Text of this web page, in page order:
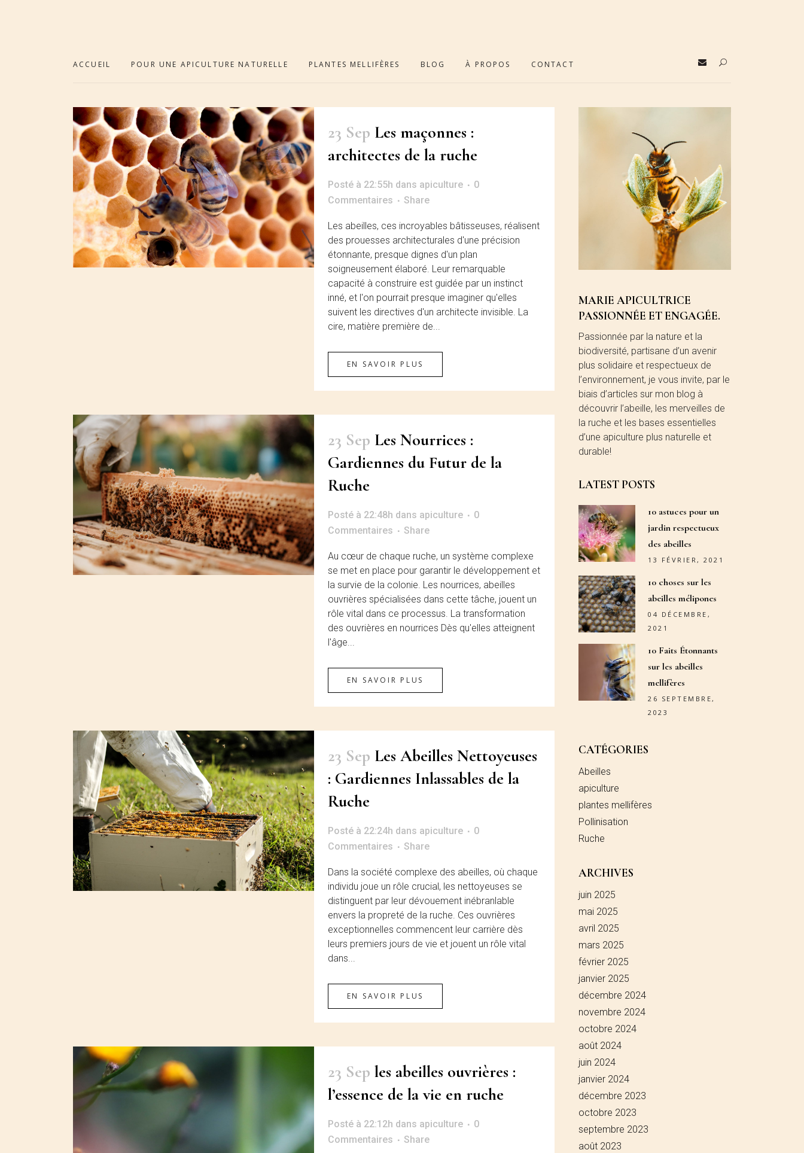
ACCUEIL POUR UNE APICULTURE NATURELLE PLANTES MELLIFÈRES BLOG À PROPOS CONTACT
23 Sep Les maçonnes :
architectes de la ruche
Posté à 22:55h dans apiculture
0
Commentaires
Share
Les abeilles, ces incroyables bâtisseuses, réalisent
des prouesses architecturales d'une précision
étonnante, presque dignes d'un plan
soigneusement élaboré. Leur remarquable
capacité à construire est guidée par un instinct
inné, et l'on pourrait presque imaginer qu'elles
suivent les directives d'un architecte invisible. La
cire, matière première de...
EN SAVOIR PLUS
23 Sep Les Nourrices :
Gardiennes du Futur de la
Ruche
Posté à 22:48h dans apiculture
0
Commentaires
Share
Au cœur de chaque ruche, un système complexe
se met en place pour garantir le développement et
la survie de la colonie. Les nourrices, abeilles
ouvrières spécialisées dans cette tâche, jouent un
rôle vital dans ce processus. La transformation
des ouvrières en nourrices Dès qu'elles atteignent
l'âge...
EN SAVOIR PLUS
23 Sep Les Abeilles Nettoyeuses
: Gardiennes Inlassables de la
Ruche
Posté à 22:24h dans apiculture
0
Commentaires
Share
Dans la société complexe des abeilles, où chaque
individu joue un rôle crucial, les nettoyeuses se
distinguent par leur dévouement inébranlable
envers la propreté de la ruche. Ces ouvrières
exceptionnelles commencent leur carrière dès
leurs premiers jours de vie et jouent un rôle vital
dans...
EN SAVOIR PLUS
23 Sep les abeilles ouvrières :
l’essence de la vie en ruche
Posté à 22:12h dans apiculture
0
Commentaires
Share
MARIE APICULTRICE
PASSIONNÉE ET ENGAGÉE.
Passionnée par la nature et la
biodiversité, partisane d’un avenir
plus solidaire et respectueux de
l’environnement, je vous invite, par le
biais d’articles sur mon blog à
découvrir l’abeille, les merveilles de
la ruche et les bases essentielles
d’une apiculture plus naturelle et
durable!
LATEST POSTS
10 astuces pour un
jardin respectueux
des abeilles
13 FÉVRIER, 2021
10 choses sur les
abeilles mélipones
04 DÉCEMBRE,
2021
10 Faits Étonnants
sur les abeilles
mellifères
26 SEPTEMBRE,
2023
CATÉGORIES
Abeilles
apiculture
plantes mellifères
Pollinisation
Ruche
ARCHIVES
juin 2025
mai 2025
avril 2025
mars 2025
février 2025
janvier 2025
décembre 2024
novembre 2024
octobre 2024
août 2024
juin 2024
janvier 2024
décembre 2023
octobre 2023
septembre 2023
août 2023